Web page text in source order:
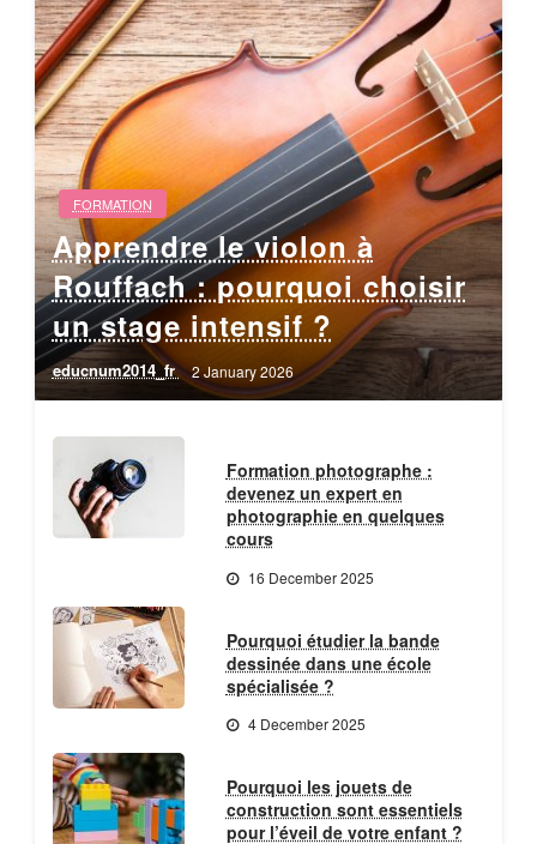
FORMATION
Apprendre le violon à
Rouffach : pourquoi choisir
un stage intensif ?
educnum2014_fr 2 January 2026
Formation photographe :
devenez un expert en
photographie en quelques
cours
16 December 2025
Pourquoi étudier la bande
dessinée dans une école
spécialisée ?
4 December 2025
Pourquoi les jouets de
construction sont essentiels
pour l’éveil de votre enfant ?